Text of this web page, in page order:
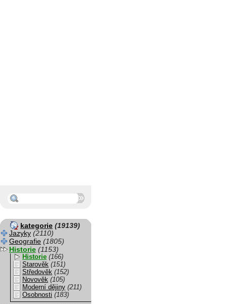
kategorie (19139)
Jazyky (2110)
Geografie (1805)
Historie (1153)
Historie (166)
Starověk (151)
Středověk (152)
Novověk (105)
Moderní dějiny (211)
Osobnosti (183)